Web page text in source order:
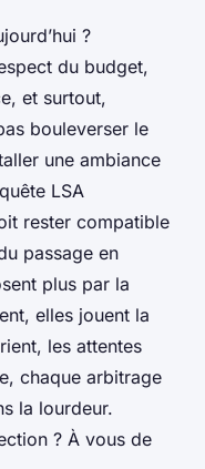
?
du budget,
et surtout,
bouleverser le
une ambiance
LSA
rester compatible
passage en
plus par la
elles jouent la
les attentes
chaque arbitrage
la lourdeur.
? À vous de